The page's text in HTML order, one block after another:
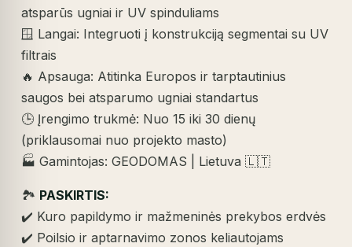
atsparūs ugniai ir UV spinduliams
🪟 Langai: Integruoti į konstrukciją segmentai su UV
filtrais
🔥 Apsauga: Atitinka Europos ir tarptautinius
saugos bei atsparumo ugniai standartus
🕒 Įrengimo trukmė: Nuo 15 iki 30 dienų
(priklausomai nuo projekto masto)
🏭 Gamintojas: GEODOMAS | Lietuva 🇱🇹
🏞️ PASKIRTIS:
✔️ Kuro papildymo ir mažmeninės prekybos erdvės
✔️ Poilsio ir aptarnavimo zonos keliautojams